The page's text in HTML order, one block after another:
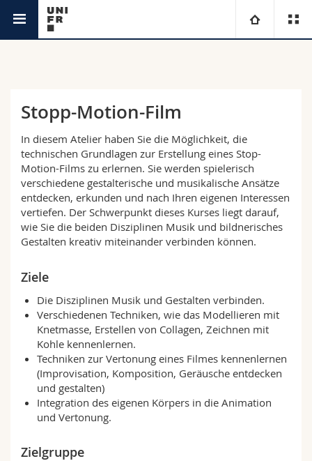
Campus
Forschung
Universität
Weiterbildung
Theologische Fak.
Rechtswissenschaftliche Fak.
Wirtschafts- und Sozialwissenschaftliche Fak.
Philosophische Fak.
Fak. für Erziehungs- und Bildungswissenschaften
Math.-Nat. und Med. Fak.
Interfakultär
Informationen für
Studieninteressierte
Studierende
Medien
Forschende
Mitarbeitende
Doktorierende
Ressourcen
Personenverzeichnis
Ortsplan
Bibliotheken
Webmail
Vorlesungsverzeichnis
MyUnifr
Stopp-Motion-Film
In diesem Atelier haben Sie die Möglichkeit, die
technischen Grundlagen zur Erstellung eines Stop-
Motion-Films zu erlernen. Sie werden spielerisch
verschiedene gestalterische und musikalische Ansätze
entdecken, erkunden und nach Ihren eigenen Interessen
vertiefen. Der Schwerpunkt dieses Kurses liegt darauf,
wie Sie die beiden Disziplinen Musik und bildnerisches
Gestalten kreativ miteinander verbinden können.
Ziele
Die Disziplinen Musik und Gestalten verbinden.
Verschiedenen Techniken, wie das Modellieren mit
Knetmasse, Erstellen von Collagen, Zeichnen mit
Kohle kennenlernen.
Techniken zur Vertonung eines Filmes kennenlernen
(Improvisation, Komposition, Geräusche entdecken
und gestalten)
Integration des eigenen Körpers in die Animation
und Vertonung.
Zielgruppe